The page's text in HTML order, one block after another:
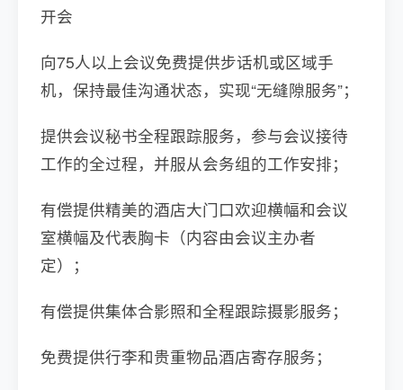
开会
向75人以上会议免费提供步话机或区域手
机，保持最佳沟通状态，实现“无缝隙服务”；
提供会议秘书全程跟踪服务，参与会议接待
工作的全过程，并服从会务组的工作安排；
有偿提供精美的酒店大门口欢迎横幅和会议
室横幅及代表胸卡（内容由会议主办者
定）；
有偿提供集体合影照和全程跟踪摄影服务；
免费提供行李和贵重物品酒店寄存服务；